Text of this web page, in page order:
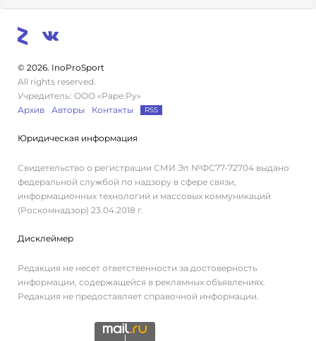
© 2026. InoProSport
All rights reserved.
Учредитель: ООО «Раре.Ру»
Архив
Авторы Контакты RSS
Юридическая информация
Свидетельство о регистрации СМИ Эл №ФС77-72704 выдано
федеральной службой по надзору в сфере связи,
информационных технологий и массовых коммуникаций
(Роскомнадзор) 23.04.2018 г.
Дисклеймер
Редакция не несет ответственности за достоверность
информации, содержащейся в рекламных объявлениях.
Редакция не предоставляет справочной информации.